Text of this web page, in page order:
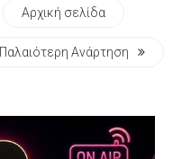
Αρχική σελίδα
Παλαιότερη Ανάρτηση